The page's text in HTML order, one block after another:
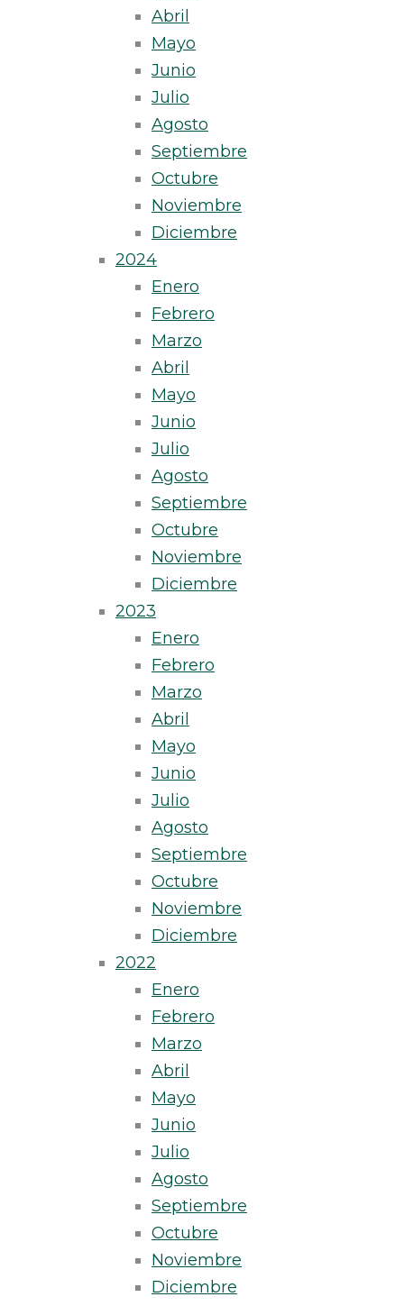
Abril
Mayo
Junio
Julio
Agosto
Septiembre
Octubre
Noviembre
Diciembre
2024
Enero
Febrero
Marzo
Abril
Mayo
Junio
Julio
Agosto
Septiembre
Octubre
Noviembre
Diciembre
2023
Enero
Febrero
Marzo
Abril
Mayo
Junio
Julio
Agosto
Septiembre
Octubre
Noviembre
Diciembre
2022
Enero
Febrero
Marzo
Abril
Mayo
Junio
Julio
Agosto
Septiembre
Octubre
Noviembre
Diciembre